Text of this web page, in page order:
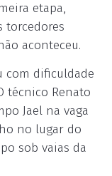
etapa,
torcedores
aconteceu.
com dificuldade
técnico Renato
Jael na vaga
no lugar do
sob vaias da